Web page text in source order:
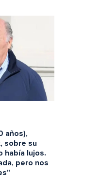
años),
sobre su
había lujos.
pero nos